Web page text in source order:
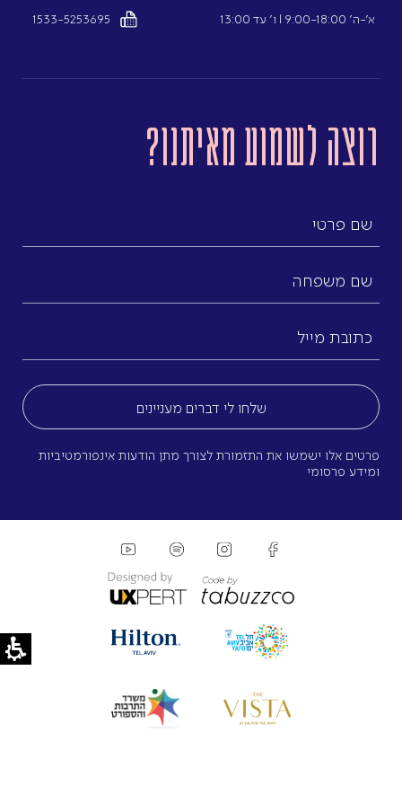
א’-ה’ 9:00-18:00 l ו’ עד 13:00
1533-5253695
רוצה לשמוע מאיתנו?
פרטי
משפחה
מייל
פרטים אלו ישמשו את התזמורת לצורך מתן הודעות אינפורמטיביות
ומידע פרסומי